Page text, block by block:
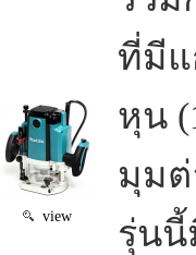
view
ที่มีแ
หุน
มุมต่
รุ่น